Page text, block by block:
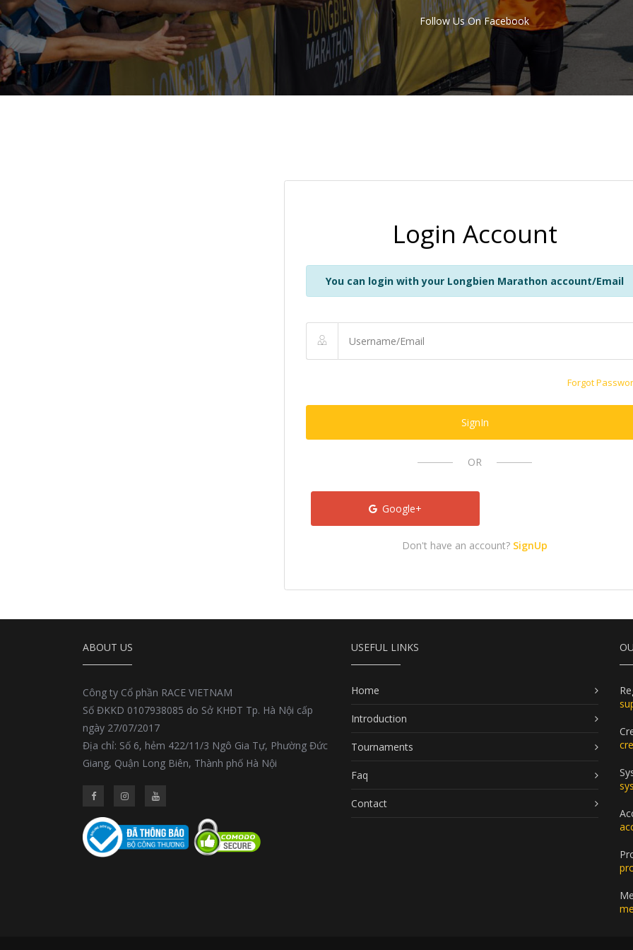
Follow Us On Facebook
Login Account
You can login with your Longbien Marathon account/Email
Forgot
SignIn
OR
Google+
Don't have an account? SignUp
ABOUT US
Công ty Cổ phần RACE VIETNAM
Số ĐKKD 0107938085 do Sở KHĐT Tp. Hà Nội cấp
ngày 27/07/2017
Địa chỉ: Số 6, hẻm 422/11/3 Ngô Gia Tự, Phường Đức
Giang, Quận Long Biên, Thành phố Hà Nội
USEFUL LINKS
Home
Introduction
Tournaments
Faq
Contact